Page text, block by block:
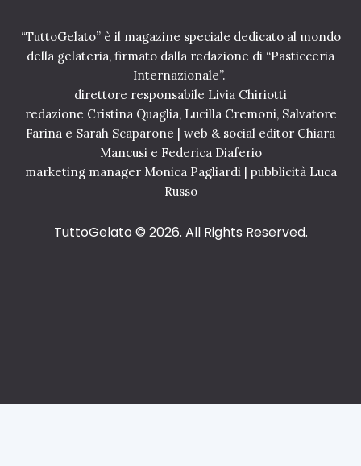
“TuttoGelato” è il magazine speciale dedicato al mondo
della gelateria, firmato dalla redazione di “Pasticceria
Internazionale”.
direttore responsabile Livia Chiriotti
redazione Cristina Quaglia, Lucilla Cremoni, Salvatore
Farina e Sarah Scaparone | web & social editor Chiara
Mancusi e Federica Diaferio
marketing manager Monica Pagliardi | pubblicità Luca
Russo
TuttoGelato © 2026. All Rights Reserved.